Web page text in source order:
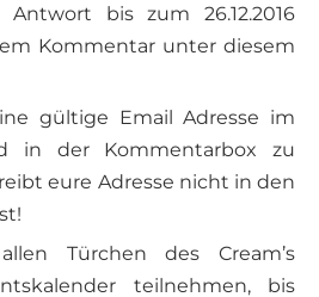
Antwort bis zum 26.12.2016
Kommentar unter diesem
gültige Email Adresse im
in der Kommentarbox zu
eure Adresse nicht in den
Türchen des Cream’s
teilnehmen, bis